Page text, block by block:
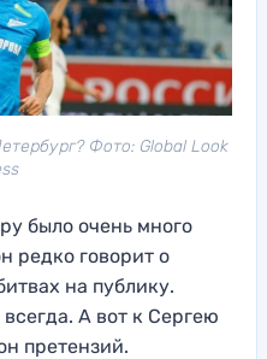
Фото: Global Look
было очень много
редко говорит о
на публику.
А вот к Сергею
претензий.